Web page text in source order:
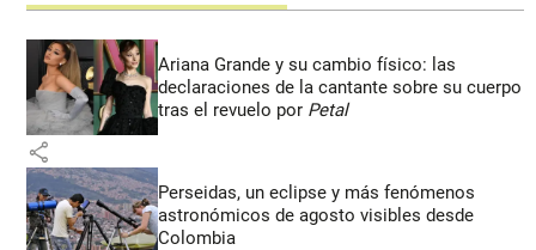
Ariana Grande y su cambio físico: las
declaraciones de la cantante sobre su cuerpo
tras el revuelo por Petal
share
Perseidas, un eclipse y más fenómenos
astronómicos de agosto visibles desde
Colombia